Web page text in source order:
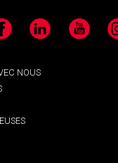
LinkedIn YouTube
NOUS